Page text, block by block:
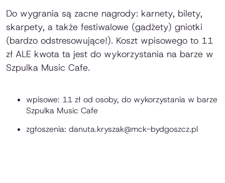
Do wygrania są zacne nagrody: karnety, bilety,
skarpety, a także festiwalowe (gadżety) gniotki
(bardzo odstresowujące!). Koszt wpisowego to 11
zł ALE kwota ta jest do wykorzystania na barze w
Szpulka Music Cafe.
wpisowe: 11 zł od osoby, do wykorzystania w barze
Szpulka Music Cafe
zgłoszenia: danuta.kryszak@mck-bydgoszcz.pl